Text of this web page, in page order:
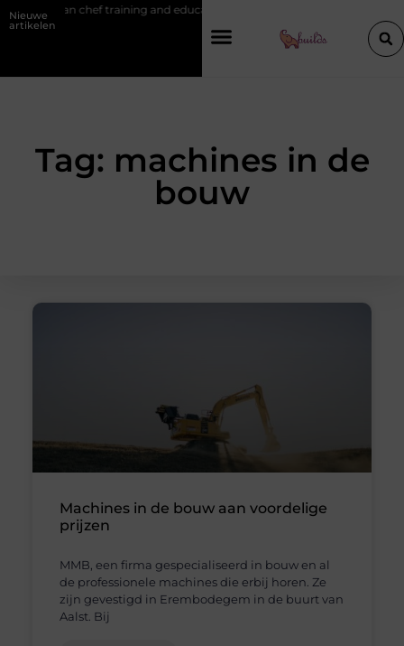
Nieuwe
artikelen
Belgian chef training and education
Tag: machines in de
bouw
Machines in de bouw aan voordelige
prijzen
MMB, een firma gespecialiseerd in bouw en al
de professionele machines die erbij horen. Ze
zijn gevestigd in Erembodegem in de buurt van
Aalst. Bij